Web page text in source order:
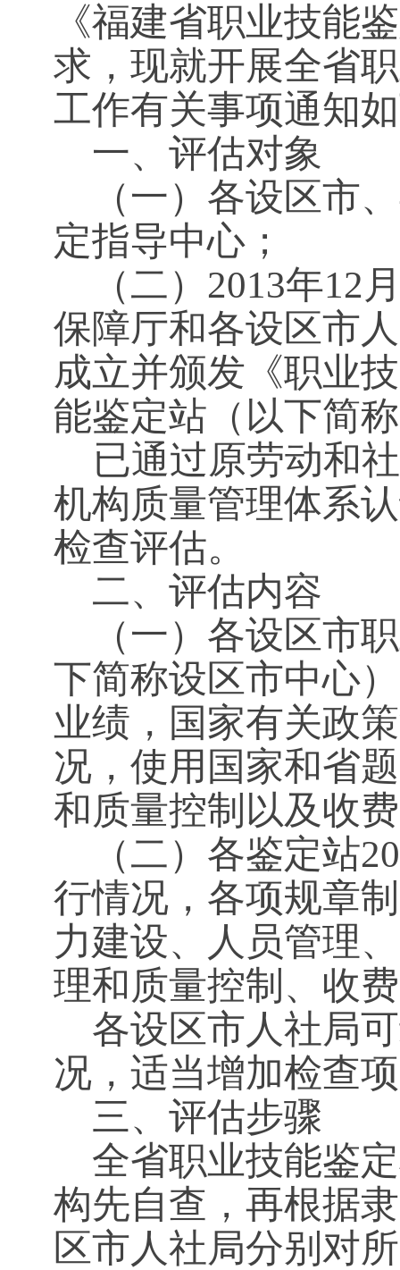
《福建省职业技能
求，现就开展全省
工作有关事项通知
一、评估对象
（一）各设区市
定指导中心；
（二）2013年12
保障厅和各设区市
成立并颁发《职业
能鉴定站（以下简
已通过原劳动和
机构质量管理体系
检查评估。
二、评估内容
（一）各设区市
下简称设区市中心
业绩，国家有关政
况，使用国家和省
和质量控制以及收
（二）各鉴定站
行情况，各项规章
力建设、人员管理
理和质量控制、收
各设区市人社局
况，适当增加检查
三、评估步骤
全省职业技能鉴
构先自查，再根据
区市人社局分别对